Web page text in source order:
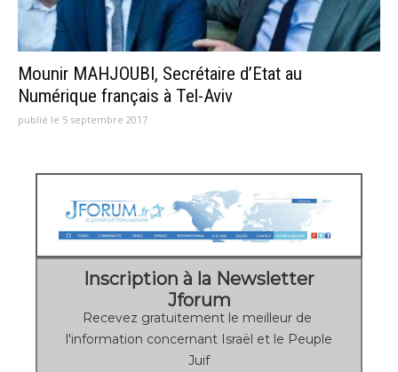
Mounir MAHJOUBI, Secrétaire d’Etat au
Numérique français à Tel-Aviv
publié le 5 septembre 2017
Inscription à la Newsletter
Jforum
Recevez gratuitement le meilleur de
l'information concernant Israël et le Peuple
Juif